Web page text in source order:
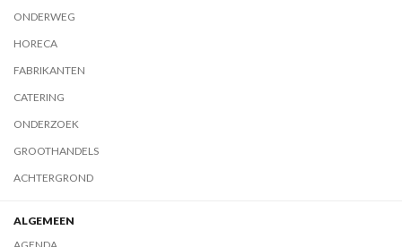
ONDERWEG
HORECA
FABRIKANTEN
CATERING
ONDERZOEK
GROOTHANDELS
ACHTERGROND
ALGEMEEN